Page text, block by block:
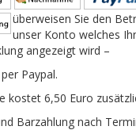
überweisen Sie den
unser Konto welches
angezeigt wird –
Paypal.
kostet 6,50 Euro
Barzahlung nach